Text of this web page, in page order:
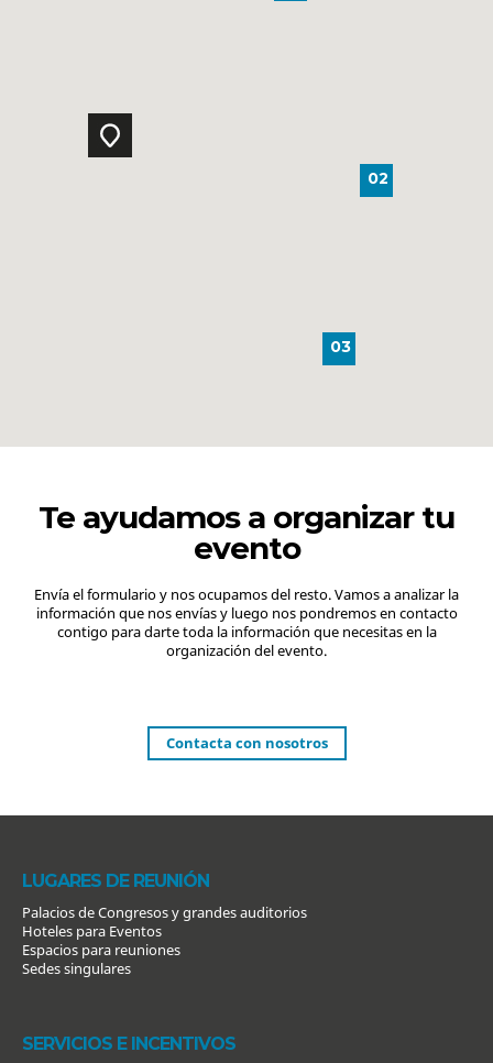
02
03
Te ayudamos a organizar tu
evento
Envía el formulario y nos ocupamos del resto. Vamos a analizar la
información que nos envías y luego nos pondremos en contacto
contigo para darte toda la información que necesitas en la
organización del evento.
Contacta con nosotros
LUGARES DE REUNIÓN
Palacios de Congresos y grandes auditorios
Hoteles para Eventos
Espacios para reuniones
Sedes singulares
SERVICIOS E INCENTIVOS